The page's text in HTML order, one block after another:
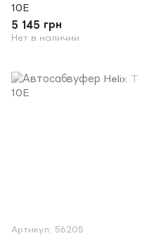
10E
5 145 грн
Нет в наличии
Артикул: 56205